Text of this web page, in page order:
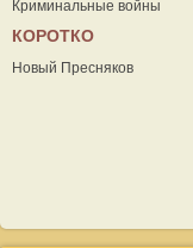
Криминальные войны
КОРОТКО
Новый Пресняков